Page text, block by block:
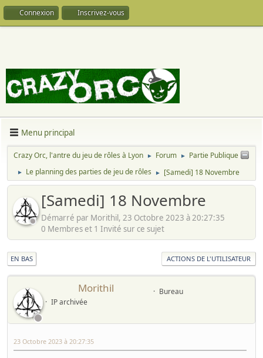
Connexion Inscrivez-vous
Menu principal
Crazy Orc, l'antre du jeu de rôles à Lyon ► Forum ► Partie Publique
► Le planning des parties de jeu de rôles ► [Samedi] 18 Novembre
[Samedi] 18 Novembre
Démarré par Morithil, 23 Octobre 2023 à 20:27:35
0 Membres et 1 Invité sur ce sujet
EN BAS ACTIONS DE L'UTILISATEUR
Morithil
Bureau
IP archivée
23 Octobre 2023 à 20:27:35